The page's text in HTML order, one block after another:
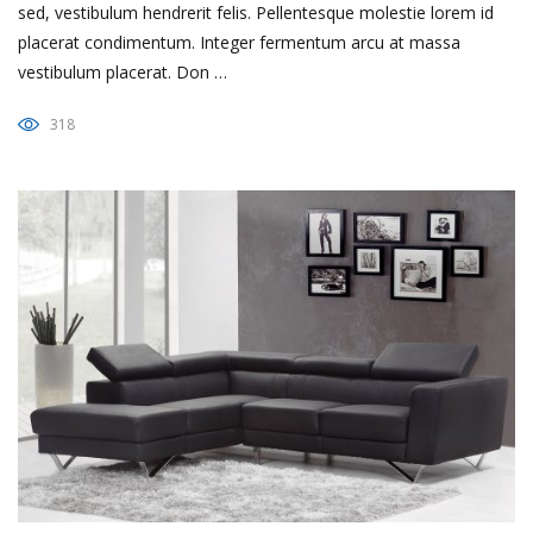
sed, vestibulum hendrerit felis. Pellentesque molestie lorem id
placerat condimentum. Integer fermentum arcu at massa
vestibulum placerat. Don …
318